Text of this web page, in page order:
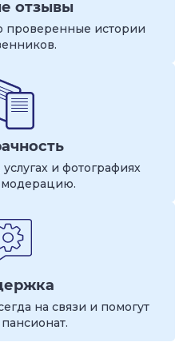
отзывы
проверенные истории
и фотографиях
модерацию.
на связи и помогут